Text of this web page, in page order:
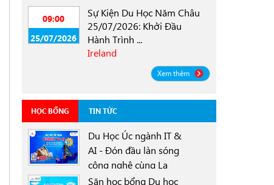
09:00
25/07/2026
Sự Kiện Du Học Năm Châu
25/07/2026: Khởi Đầu
Hành Trình ...
Ireland
Xem thêm
HỌC BỔNG TIN TỨC
Du Học Úc ngành IT &
AI - Đón đầu làn sóng
công nghệ cùng La
Trobe University
Săn học bổng Du học